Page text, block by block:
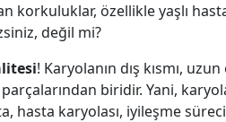
korkuluklar, özellikle yaşlı
değil mi?
! Karyolanın dış kısmı,
biridir. Yani,
hasta karyolası, iyileşme